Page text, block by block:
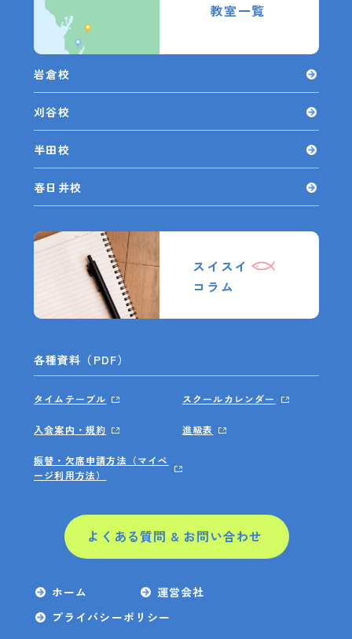
教室一覧
岩倉校
刈谷校
半田校
春日井校
スイスイ
コラム
各種資料（PDF）
タイムテーブル スクールカレンダー
入会案内・規約 進級表
振替・欠席申請方法（マイペ
ージ利用方法）
よくある質問 & お問い合わせ
ホーム
運営会社
プライバシーポリシー